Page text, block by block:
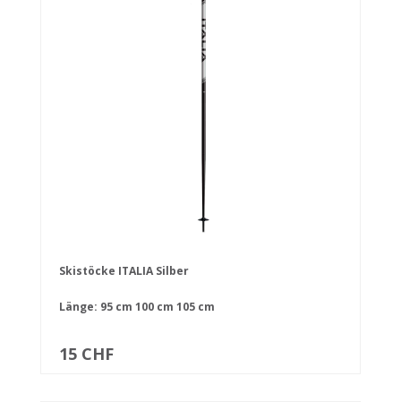
Skistöcke ITALIA Silber
Länge: 95 cm 100 cm 105 cm
15 CHF